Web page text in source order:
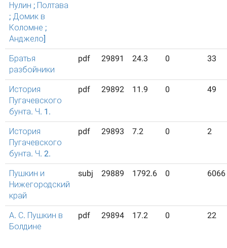
Нулин ; Полтава
; Домик в
Коломне ;
Анджело]
Братья
разбойники
pdf 29891 24.3 0 33
История
Пугачевского
бунта. Ч. 1.
pdf 29892 11.9 0 49
История
Пугачевского
бунта. Ч. 2.
pdf 29893 7.2 0 2
Пушкин и
Нижегородский
край
subj 29889 1792.6 0 6066
А. С. Пушкин в
Болдине
pdf 29894 17.2 0 22